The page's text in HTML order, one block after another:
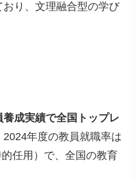
り、文理融合型の学び
養成実績で全国トップレ
年度の教員就職率は
任用）で、全国の教育